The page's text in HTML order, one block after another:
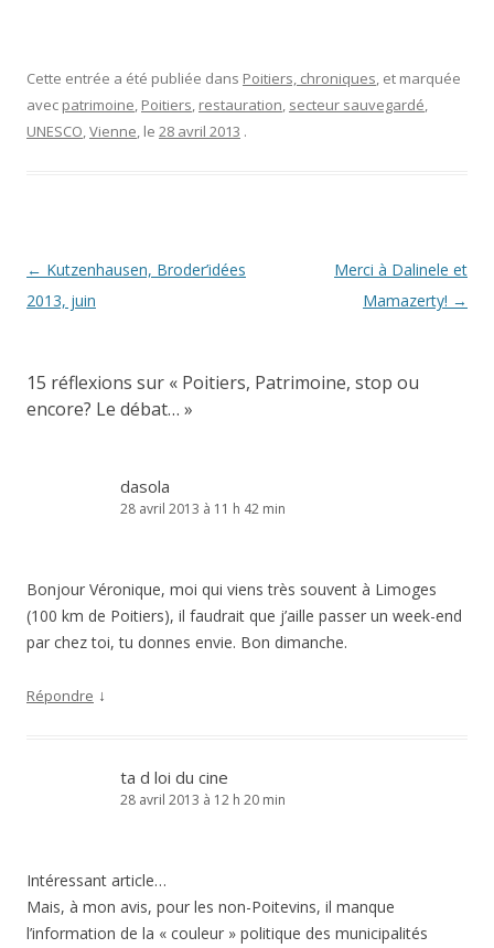
Cette entrée a été publiée dans Poitiers, chroniques, et marquée
avec patrimoine, Poitiers, restauration, secteur sauvegardé,
UNESCO,Vienne, le 28 avril 2013 .
Navigation
des
← Kutzenhausen, Broder’idées
2013, juin
Merci à Dalinele et
Mamazerty! →
15 réflexions sur « Poitiers, Patrimoine, stop ou
encore? Le débat… »
dasola
28 avril 2013 à 11 h 42 min
Bonjour Véronique, moi qui viens très souvent à Limoges
(100 km de Poitiers), il faudrait que j’aille passer un week-end
par chez toi, tu donnes envie. Bon dimanche.
Répondre ↓
ta d loi du cine
28 avril 2013 à 12 h 20 min
Intéressant article…
Mais, à mon avis, pour les non-Poitevins, il manque
l’information de la « couleur » politique des municipalités